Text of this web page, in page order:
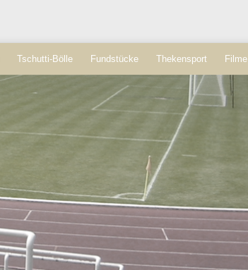
Tschutti-Bölle Fundstücke Thekensport Filme